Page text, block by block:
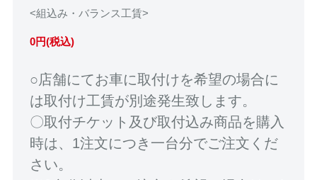
<組込み・バランス工賃>
0円(税込)
○店舗にてお車に取付けを希望の場合に
は取付け工賃が別途発生致します。
〇取付チケット及び取付込み商品を購入
時は、1注文につき一台分でご注文くだ
さい。